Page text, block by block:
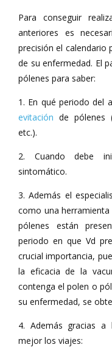
Para conseguir
anteriores es
precisión el calendario
de su enfermedad. El
pólenes para saber:
1. En qué periodo del
evitación de pólenes
etc.).
2. Cuando debe
sintomático.
3. Además el
como una
pólenes están
periodo en que Vd
crucial importancia,
la eficacia de la
contenga el polen o
su enfermedad, se
4. Además gracias a
mejor los viajes: